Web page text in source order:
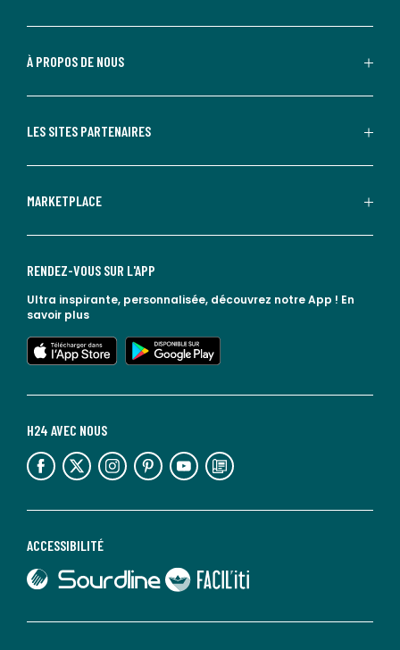
À PROPOS DE NOUS
LES SITES PARTENAIRES
MARKETPLACE
ACCESSIBILITÉ
lien vers Sourdline
lien vers Faciliti
H24 AVEC NOUS
lien vers l'espace réseaux sociaux lien vers l'espace réseaux sociaux lien vers l'espace réseaux sociaux lien vers l'espace réseaux sociaux lien vers l'espace réseaux sociaux lien vers le blog la redoute
RENDEZ-VOUS SUR L'APP
Ultra inspirante, personnalisée, découvrez notre App ! En
savoir plus
lien vers l'app store
lien vers google play